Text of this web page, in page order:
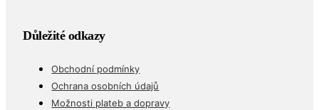
Důležité odkazy
Obchodní podmínky
Ochrana osobních údajů
Možnosti plateb a dopravy